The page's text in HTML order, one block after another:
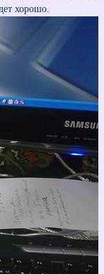
хорошо.